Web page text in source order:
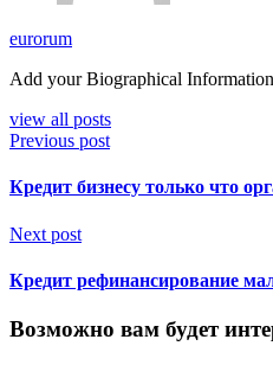
eurorum
Add your Biographical
view all posts
Previous post
Кредит бизнесу только что
Next post
Кредит рефинансирование
Возможно вам будет